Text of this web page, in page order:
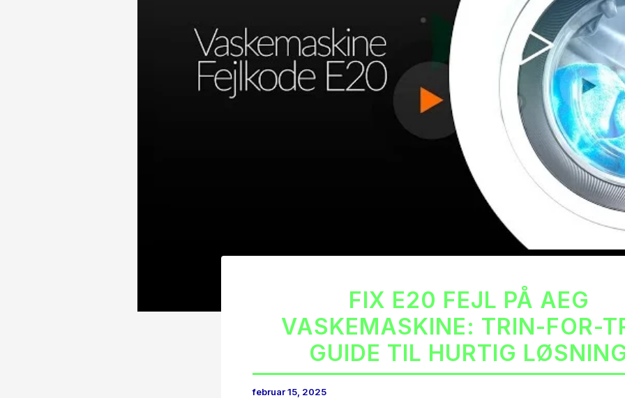
FIX E20 FEJL PÅ AEG
VASKEMASKINE: TRIN-FOR-
GUIDE TIL HURTIG
februar 15, 2025